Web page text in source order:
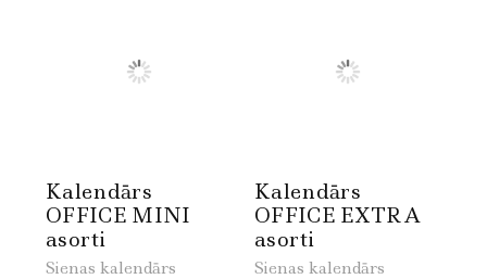
Kalendārs
OFFICE MINI
asorti
Sienas kalendārs
Kalendārs
OFFICE EXTRA
asorti
Sienas kalendārs